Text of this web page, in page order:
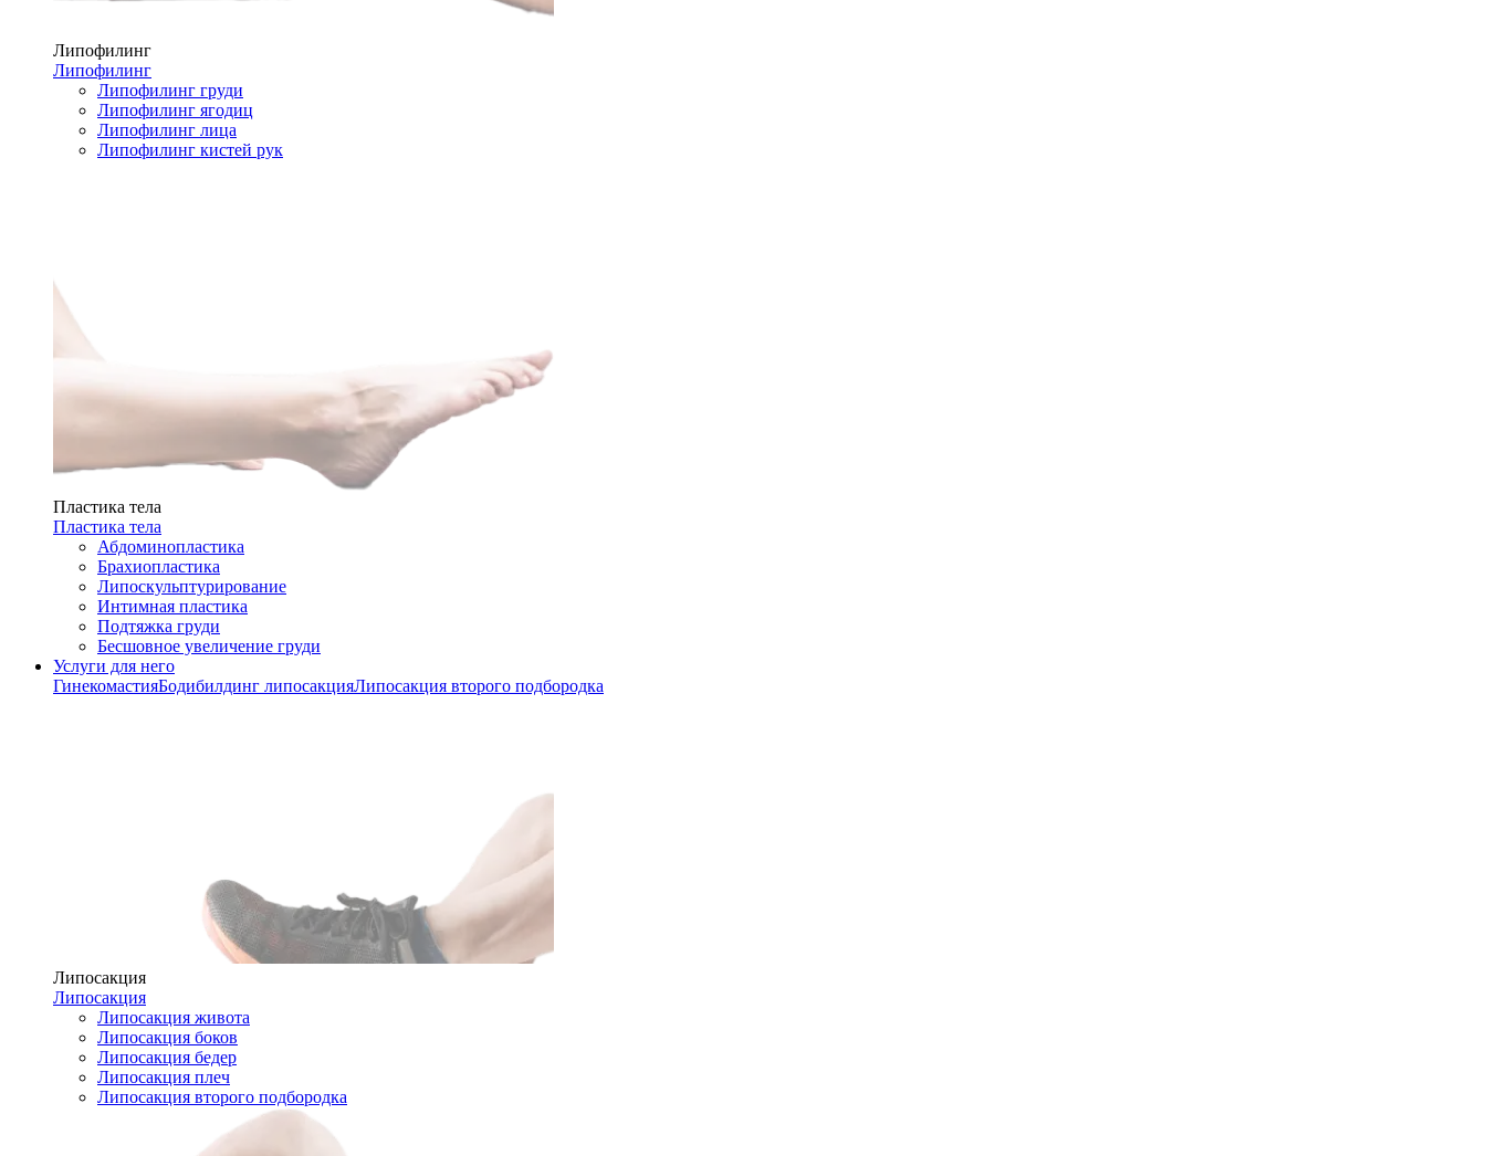
Липофилинг
Липофилинг
Липофилинг груди
Липофилинг ягодиц
Липофилинг лица
Липофилинг кистей рук
Пластика тела
Пластика тела
Абдоминопластика
Брахиопластика
Липоскульптурирование
Интимная пластика
Подтяжка груди
Бесшовное увеличение груди
Услуги для него
ГинекомастияБодибилдинг липосакцияЛипосакция второго подбородка
Липосакция
Липосакция
Липосакция живота
Липосакция боков
Липосакция бедер
Липосакция плеч
Липосакция второго подбородка